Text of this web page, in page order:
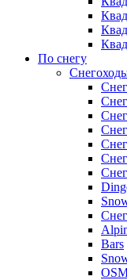
По снегу
Bars